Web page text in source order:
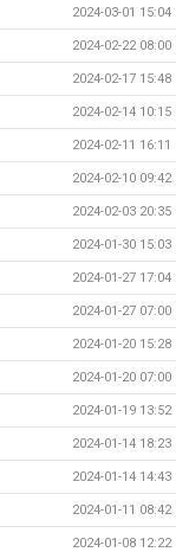
2024-03-01 15:04
2024-02-22 08:00
2024-02-17 15:48
2024-02-14 10:15
2024-02-11 16:11
2024-02-10 09:42
2024-02-03 20:35
2024-01-30 15:03
2024-01-27 17:04
2024-01-27 07:00
2024-01-20 15:28
2024-01-20 07:00
2024-01-19 13:52
2024-01-14 18:23
2024-01-14 14:43
2024-01-11 08:42
2024-01-08 12:22